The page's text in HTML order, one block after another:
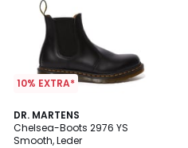
10% EXTRA*
DR. MARTENS
Chelsea-Boots 2976 YS
Smooth, Leder
4,4
/ 5